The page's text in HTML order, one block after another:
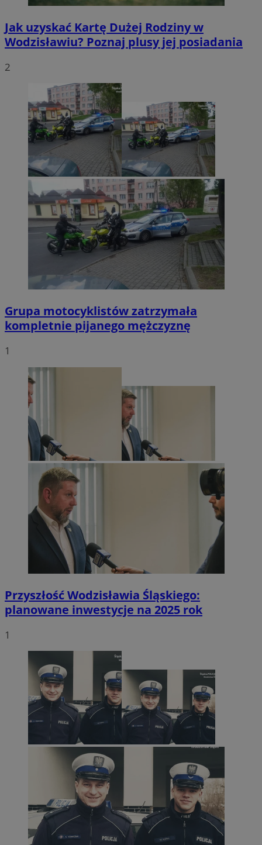
Jak uzyskać Kartę Dużej Rodziny w
Wodzisławiu? Poznaj plusy jej posiadania
2
Grupa motocyklistów zatrzymała
kompletnie pijanego mężczyznę
1
Przyszłość Wodzisławia Śląskiego:
planowane inwestycje na 2025 rok
1